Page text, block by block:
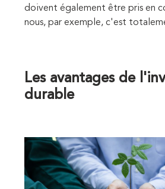
doivent également être pris en
nous, par exemple, c'est
Les avantages de
durable